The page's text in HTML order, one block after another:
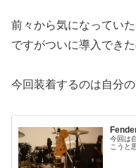
前々から気になってい
ですがついに導入でき
今回装着するのは自分
今回は
こうと